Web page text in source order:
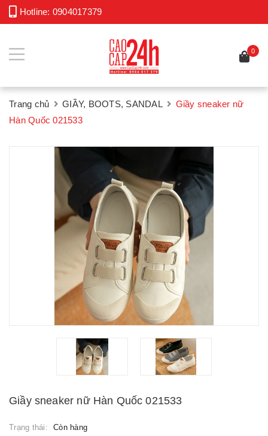
Hotline: 0904017379
0
Trang chủ GIẦY, BOOTS, SANDAL
Giầy sneaker nữ
Hàn Quốc 021533
Giầy sneaker nữ Hàn Quốc 021533
Trạng thái: Còn hàng